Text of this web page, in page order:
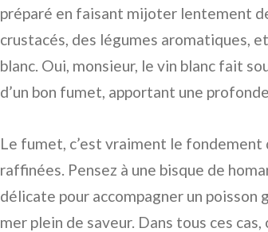
préparé en faisant mijoter lentement
crustacés, des légumes aromatiques,
blanc. Oui, monsieur, le vin blanc fait
d’un bon fumet, apportant une
Le fumet, c’est vraiment le fondement
raffinées. Pensez à une bisque de
délicate pour accompagner un
mer plein de saveur. Dans tous ces